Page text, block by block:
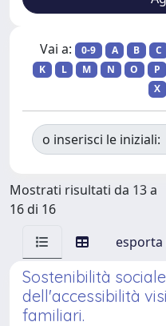
Vai a: 0-9 A B C
K
L M N O P
X
o inserisci le iniziali:
Mostrati risultati da 13 a
16 di 16
Sostenibilità
dell'accessibilità
familiari.